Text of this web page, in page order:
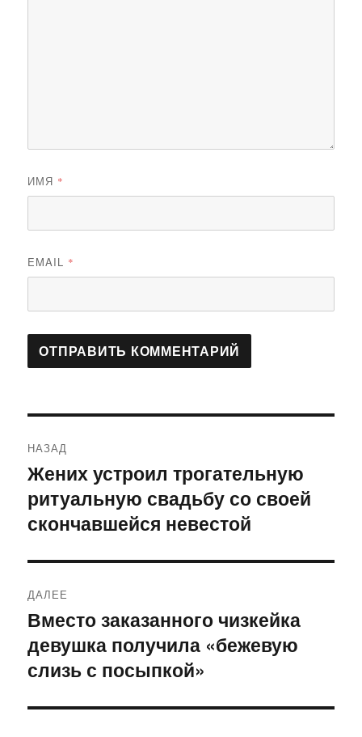
ИМЯ *
EMAIL *
по
записям
НАЗАД
Предыдущая
запись:
Жених устроил трогательную
ритуальную свадьбу со своей
скончавшейся невестой
ДАЛЕЕ
Следующая
запись:
Вместо заказанного чизкейка
девушка получила «бежевую
слизь с посыпкой»